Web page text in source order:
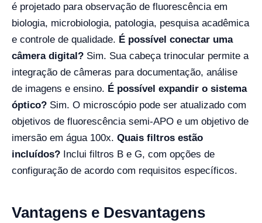
é projetado para observação de fluorescência em
biologia, microbiologia, patologia, pesquisa acadêmica
e controle de qualidade. É possível conectar uma
câmera digital? Sim. Sua cabeça trinocular permite a
integração de câmeras para documentação, análise
de imagens e ensino. É possível expandir o sistema
óptico? Sim. O microscópio pode ser atualizado com
objetivos de fluorescência semi-APO e um objetivo de
imersão em água 100x. Quais filtros estão
incluídos? Inclui filtros B e G, com opções de
configuração de acordo com requisitos específicos.
Vantagens e Desvantagens